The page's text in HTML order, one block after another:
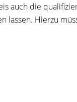
auch die
lassen. Hierzu